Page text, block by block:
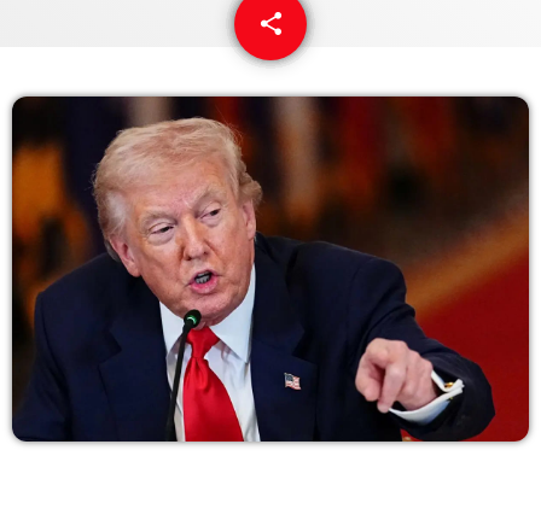
I VOLTI DELLA RADIO
LE NOTIZIE
CONTATTI
share
email